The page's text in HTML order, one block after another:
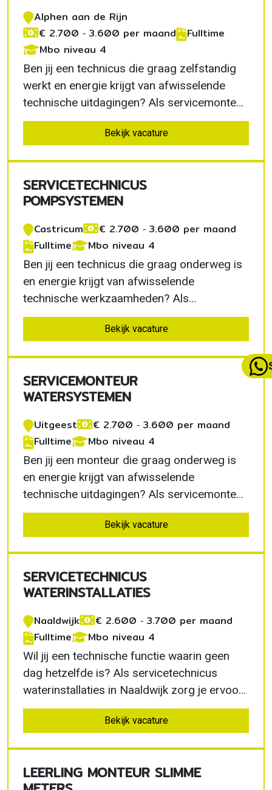
Alphen aan de Rijn
€ 2.700 ‐ 3.600 per maand
Fulltime
Mbo niveau 4
Ben jij een technicus die graag zelfstandig
werkt en energie krijgt van afwisselende
technische uitdagingen? Als servicemonteur
waterinstallaties in Alphen aan den Rijn
onderhoud, inspecteer en optimaliseer je
en bouwt…
Bekijk vacature
SERVICETECHNICUS
POMPSYSTEMEN
Castricum
€ 2.700 ‐ 3.600 per maand
Fulltime
Mbo niveau 4
Ben jij een technicus die graag onderweg is
en energie krijgt van afwisselende
technische werkzaamheden? Als
servicetechnicus pompinstallaties in
Castricum zorg je ervoor dat water- en
technieken en bouwt verder aan…
Bekijk vacature
SERVICEMONTEUR
WATERSYSTEMEN
Uitgeest
€ 2.700 ‐ 3.600 per maand
Fulltime
Mbo niveau 4
Ben jij een monteur die graag onderweg is
en energie krijgt van afwisselende
technische uitdagingen? Als servicemonteur
watersystemen in Uitgeest zorg je ervoor
dat watertechnische installaties
en bouwt verder aan…
Bekijk vacature
SERVICETECHNICUS
WATERINSTALLATIES
Naaldwijk
€ 2.600 ‐ 3.700 per maand
Fulltime
Mbo niveau 4
Wil jij een technische functie waarin geen
dag hetzelfde is? Als servicetechnicus
waterinstallaties in Naaldwijk zorg je ervoor
dat pomp- en waterinstallaties optimaal
blijven functioneren. Je werkt zelfstandig bij
binnen een…
Bekijk vacature
LEERLING MONTEUR SLIMME